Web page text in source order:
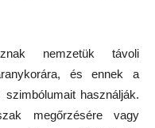
nemzetük távoli
és ennek a
használják.
megőrzésére vagy